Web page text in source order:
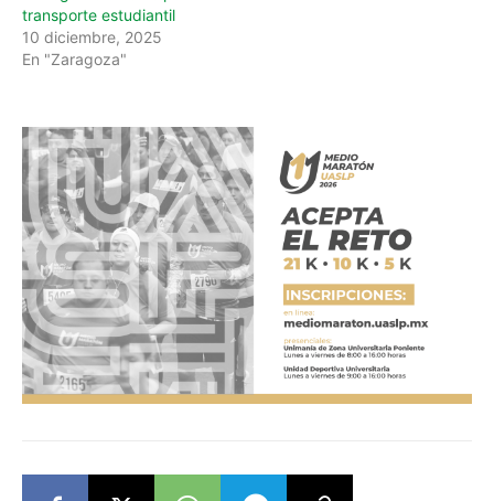
transporte estudiantil
10 diciembre, 2025
En "Zaragoza"